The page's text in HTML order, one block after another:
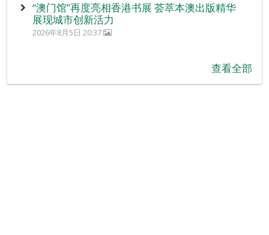
“澳门馆”再度亮相香港书展 荟萃本澳出版精华
展现城市创新活力
2026年8月5日 20:37
查看全部